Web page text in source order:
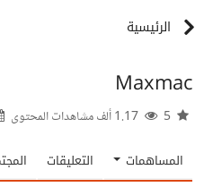
الرئيسية
Maxmac
المساهمات التعليقات